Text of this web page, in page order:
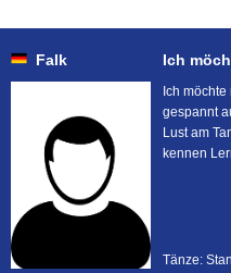
Falk Ich
Ich
gespannt
Lust am
kennen
Tänze: